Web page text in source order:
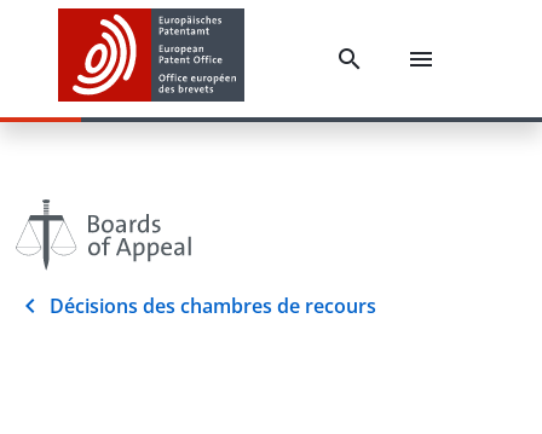
Décisions des chambres de recours